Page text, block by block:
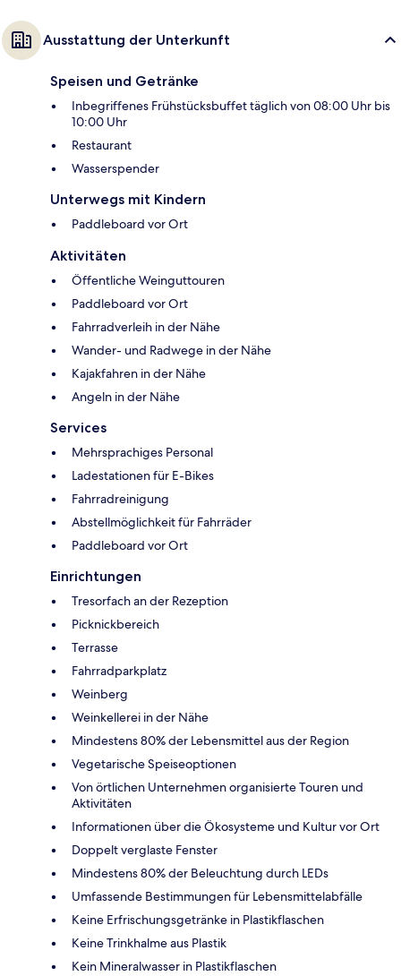
Ausstattung der Unterkunft
Speisen und Getränke
Inbegriffenes Frühstücksbuffet täglich von 08:00 Uhr bis
10:00 Uhr
Restaurant
Wasserspender
Unterwegs mit Kindern
Paddleboard vor Ort
Aktivitäten
Öffentliche Weinguttouren
Paddleboard vor Ort
Fahrradverleih in der Nähe
Wander- und Radwege in der Nähe
Kajakfahren in der Nähe
Angeln in der Nähe
Services
Mehrsprachiges Personal
Ladestationen für E-Bikes
Fahrradreinigung
Abstellmöglichkeit für Fahrräder
Paddleboard vor Ort
Einrichtungen
Tresorfach an der Rezeption
Picknickbereich
Terrasse
Fahrradparkplatz
Weinberg
Weinkellerei in der Nähe
Mindestens 80% der Lebensmittel aus der Region
Vegetarische Speiseoptionen
Von örtlichen Unternehmen organisierte Touren und
Aktivitäten
Informationen über die Ökosysteme und Kultur vor Ort
Doppelt verglaste Fenster
Mindestens 80% der Beleuchtung durch LEDs
Umfassende Bestimmungen für Lebensmittelabfälle
Keine Erfrischungsgetränke in Plastikflaschen
Keine Trinkhalme aus Plastik
Kein Mineralwasser in Plastikflaschen